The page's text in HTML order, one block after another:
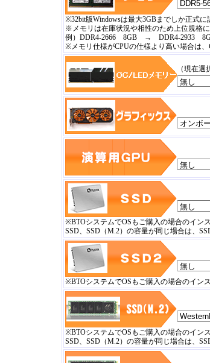
※32bit版Windowsは最大3GBまでしか正式に
※メモリは在庫状況や相性のため上位規格
例）DDR4-2666 8GB → DDR4-2933
※メモリ仕様がCPUの仕様より高い場合は
（現在
※BTOシステムでOSもご購入の場合のイン
SSD、SSD（M.2）の容量が同じ場合は、
※BTOシステムでOSもご購入の場合のイン
※BTOシステムでOSもご購入の場合のイン
SSD、SSD（M.2）の容量が同じ場合は、